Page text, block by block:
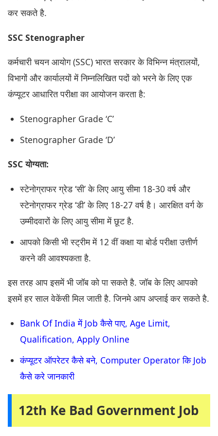
कर सकते है.
SSC Stenographer
कर्मचारी चयन आयोग (SSC) भारत सरकार के विभिन्न मंत्रालयों,
विभागों और कार्यालयों में निम्नलिखित पदों को भरने के लिए एक
कंप्यूटर आधारित परीक्षा का आयोजन करता है:
Stenographer Grade ‘C’
Stenographer Grade ‘D’
SSC योग्यता:
स्टेनोग्राफर ग्रेड ‘सी’ के लिए आयु सीमा 18-30 वर्ष और
स्टेनोग्राफर ग्रेड ‘डी’ के लिए 18-27 वर्ष है। आरक्षित वर्ग के
उम्मीदवारों के लिए आयु सीमा में छूट है.
आपको किसी भी स्ट्रीम में 12 वीं कक्षा या बोर्ड परीक्षा उत्तीर्ण
करने की आवश्यकता है.
इस तरह आप इसमें भी जॉब को पा सकते है. जॉब के लिए आपको
इसमें हर साल वेकेंसी मिल जाती है. जिनमे आप अप्लाई कर सकते है.
Bank Of India में Job कैसे पाए, Age Limit,
Qualification, Apply Online
कंप्यूटर ऑपरेटर कैसे बने, Computer Operator कि Job
कैसे करे जानकारी
12th Ke Bad Government Job